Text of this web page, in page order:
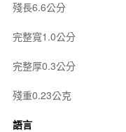
殘長6.6公分
完整寬1.0公分
完整厚0.3公分
殘重0.23公克
語言